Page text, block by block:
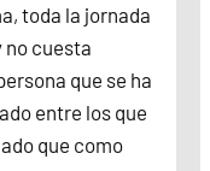
toda la jornada
no cuesta
que se ha
entre los que
que como